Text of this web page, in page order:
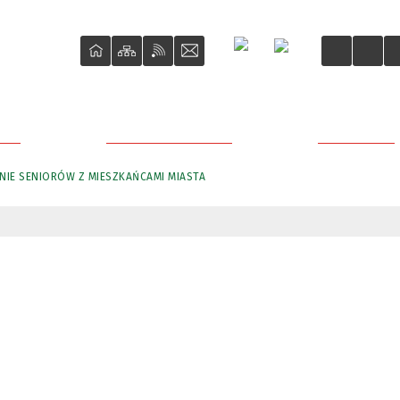
SENIORÓW Z MIESZKAŃCAMI MIASTA